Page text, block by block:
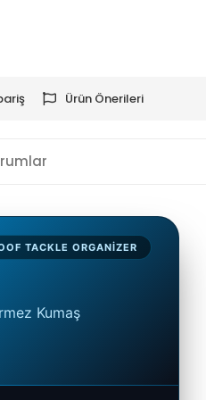
Ürün Önerileri
TACKLE ORGANIZER
Kumaş